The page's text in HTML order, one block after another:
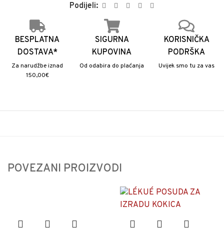
Podijeli:
BESPLATNA
DOSTAVA*
Za narudžbe iznad
150,00€
SIGURNA
KUPOVINA
Od odabira do plaćanja
KORISNIČKA
PODRŠKA
Uvijek smo tu za vas
POVEZANI PROIZVODI